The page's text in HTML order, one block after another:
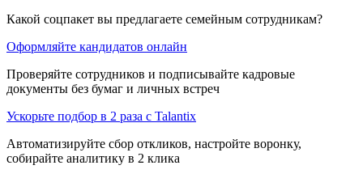
Какой соцпакет вы предлагаете семейным сотрудникам?
Оформляйте кандидатов онлайн
Проверяйте сотрудников и подписывайте кадровые
документы без бумаг и личных встреч
Ускорьте подбор в 2 раза с Talantix
Автоматизируйте сбор откликов, настройте воронку,
собирайте аналитику в 2 клика